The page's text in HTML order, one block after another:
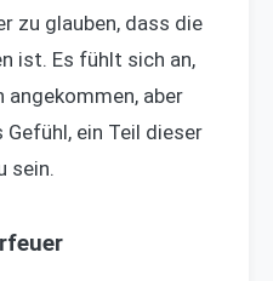
zu glauben, dass die
ist. Es fühlt sich an,
aber
ein Teil dieser
sein.